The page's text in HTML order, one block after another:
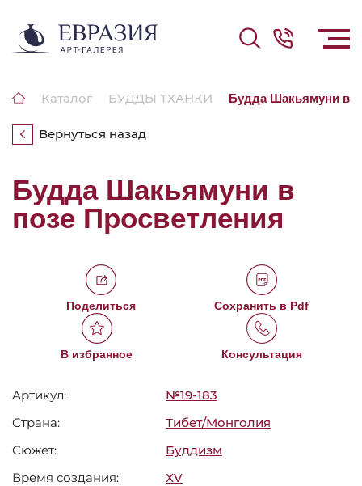
Каталог БУДДЫ ТХАНКИ Будда Шакьямуни в
Вернуться назад
Будда Шакьямуни в
позе Просветления
Поделиться Сохранить в Pdf
В избранное Консультация
Артикул:
№19-183
Страна:
Тибет/Монголия
Сюжет:
Буддизм
Время создания:
XV